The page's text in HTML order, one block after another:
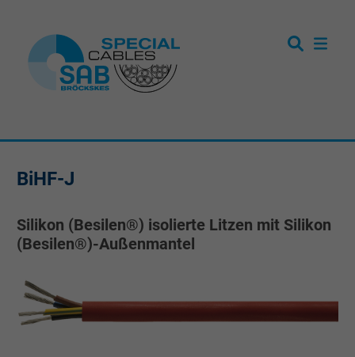
BiHF-J
Silikon (Besilen®) isolierte Litzen mit Silikon
(Besilen®)-Außenmantel